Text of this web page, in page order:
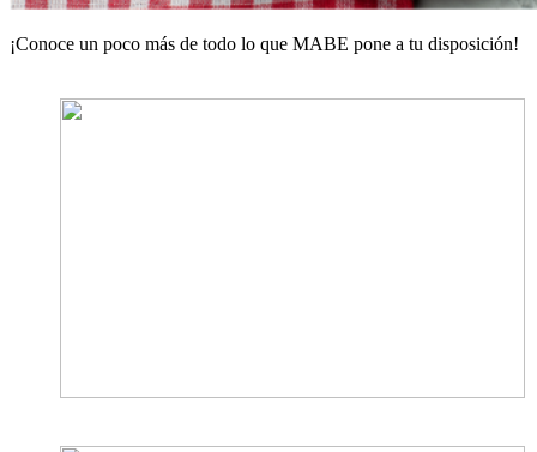
¡Conoce un poco más de todo lo que MABE pone a tu disposición!